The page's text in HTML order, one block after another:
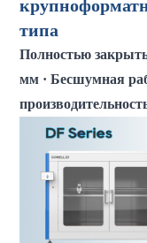
типа
Полностью
мм · Бесшумная